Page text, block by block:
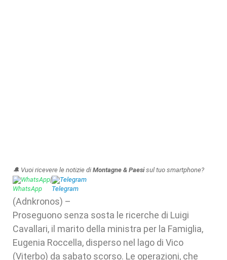
🔔 Vuoi ricevere le notizie di Montagne & Paesisul tuo smartphone?
WhatsApp| Telegram
(Adnkronos) –
Proseguono senza sosta le ricerche di Luigi
Cavallari, il marito della ministra per la Famiglia,
Eugenia Roccella, disperso nel lago di Vico
(Viterbo) da sabato scorso. Le operazioni, che